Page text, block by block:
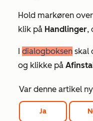
Hold markøren over
klik på Handlinger,
I dialogboksen skal
og klikke på
Var denne artikel
Ja